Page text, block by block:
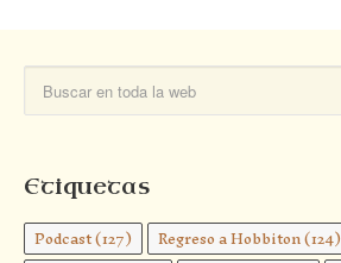
Etiquetas
Podcast(127) Regreso a Hobbiton(124)